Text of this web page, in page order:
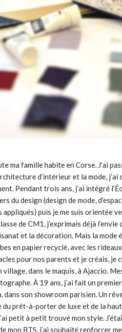
ma famille habite en Corse. J’ai
d’intérieur et la mode,
Pendant trois ans, j’ai intégré
du design (design de mode,
puis je me suis orientée
de CM1, j’exprimais déjà
et la décoration. Mais la mode
en papier recyclé, avec les
pour nos parents et je créais, je
dans le maquis, à Ajaccio.
À 19 ans, j’ai fait un
son showroom parisien. Un
prêt-à-porter de luxe et de la
petit à petit trouvé mon style.
mon BTS, j’ai souhaité renforcer